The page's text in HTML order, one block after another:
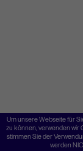
Um unsere Webseite für
zu können, verwenden wir
stimmen Sie der
werden